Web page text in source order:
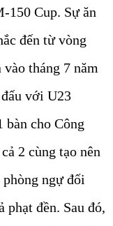
150 Cup. Sự ăn
đến từ vòng
tháng 7 năm
với U23
bàn cho Công
2 cùng tạo nên
ngự đối
đền. Sau đó,